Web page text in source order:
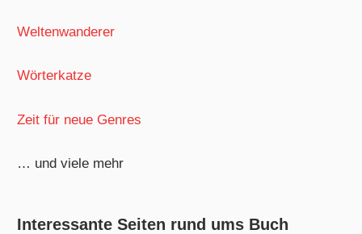
Weltenwanderer
Wörterkatze
Zeit für neue Genres
… und viele mehr
Interessante Seiten rund ums Buch